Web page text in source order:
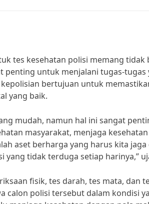
tes kesehatan polisi memang tidak
penting untuk menjalani tugas-
bertujuan untuk
yang baik.
mudah, namun hal ini sangat
masyarakat, menjaga
aset berharga yang harus kita
yang tidak terduga setiap harinya,”
fisik, tes darah, tes mata, dan
calon polisi tersebut dalam kondisi